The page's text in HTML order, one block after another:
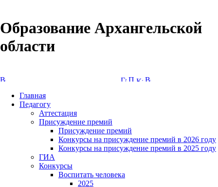
Образование Архангельской
области
Главная
Педагогу
Аттестация
Присуждение премий
Присуждение премий
Конкурсы на присуждение премий в 2026 году
Конкурсы на присуждение премий в 2025 году
ГИА
Конкурсы
Воспитать человека
2025